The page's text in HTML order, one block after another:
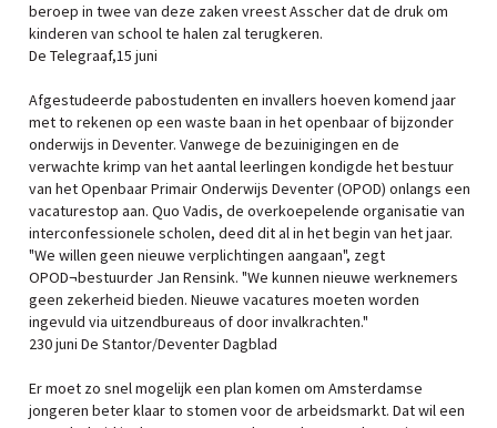
beroep in twee van deze zaken vreest Asscher dat de druk om
kinderen van school te halen zal terugkeren.
De Telegraaf,15 juni
Afgestudeerde pabostudenten en invallers hoeven komend jaar
met to rekenen op een waste baan in het openbaar of bijzonder
onderwijs in Deventer. Vanwege de bezuinigingen en de
verwachte krimp van het aantal leerlingen kondigde het bestuur
van het Openbaar Primair Onderwijs Deventer (OPOD) onlangs een
vacaturestop aan. Quo Vadis, de overkoepelende organisatie van
interconfessionele scholen, deed dit al in het begin van het jaar.
"We willen geen nieuwe verplichtingen aangaan", zegt
OPOD¬bestuurder Jan Rensink. "We kunnen nieuwe werknemers
geen zekerheid bieden. Nieuwe vacatures moeten worden
ingevuld via uitzendbureaus of door invalkrachten."
230 juni De Stantor/Deventer Dagblad
Er moet zo snel mogelijk een plan komen om Amsterdamse
jongeren beter klaar to stomen voor de arbeidsmarkt. Dat wil een